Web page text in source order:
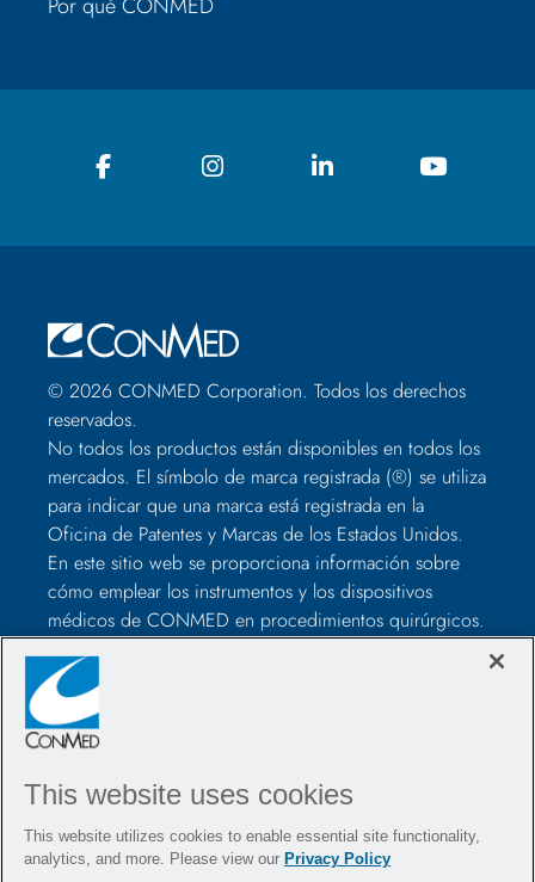
© 2026 CONMED Corporation. Todos los derechos
reservados.
No todos los productos están disponibles en todos los
mercados. El símbolo de marca registrada (®) se utiliza
para indicar que una marca está registrada en la
Oficina de Patentes y Marcas de los Estados Unidos.
En este sitio web se proporciona información sobre
cómo emplear los instrumentos y los dispositivos
médicos de CONMED en procedimientos quirúrgicos.
No son recomendaciones médicas, con lo que los
profesionales sanitarios deben juzgar según su criterio
antes de utilizarlos para tratar a cada paciente. Los
profesionales sanitarios deberán formarse en el uso de
consultar siempre los elementos incluidos en el
instrucciones de uso, incluidas las instrucciones de
This website uses cookies
This website utilizes cookies to enable essential site functionality,
analytics, and more. Please view our Privacy Policy